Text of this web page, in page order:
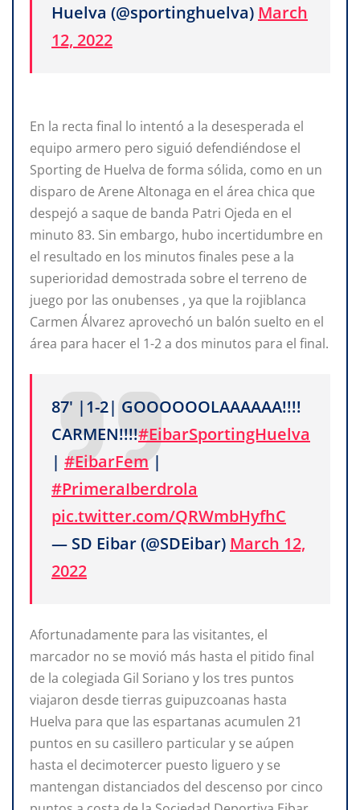
Huelva (@sportinghuelva) March
12, 2022
En la recta final lo intentó a la desesperada el
equipo armero pero siguió defendiéndose el
Sporting de Huelva de forma sólida, como en un
disparo de Arene Altonaga en el área chica que
despejó a saque de banda Patri Ojeda en el
minuto 83. Sin embargo, hubo incertidumbre en
el resultado en los minutos finales pese a la
superioridad demostrada sobre el terreno de
juego por las onubenses , ya que la rojiblanca
Carmen Álvarez aprovechó un balón suelto en el
área para hacer el 1-2 a dos minutos para el final.
87' |1-2| GOOOOOOLAAAAAA!!!!
CARMEN!!!!#EibarSportingHuelva
| #EibarFem |
#PrimeraIberdrola
pic.twitter.com/QRWmbHyfhC
— SD Eibar (@SDEibar) March 12,
2022
Afortunadamente para las visitantes, el
marcador no se movió más hasta el pitido final
de la colegiada Gil Soriano y los tres puntos
viajaron desde tierras guipuzcoanas hasta
Huelva para que las espartanas acumulen 21
puntos en su casillero particular y se aúpen
hasta el decimotercer puesto liguero y se
mantengan distanciados del descenso por cinco